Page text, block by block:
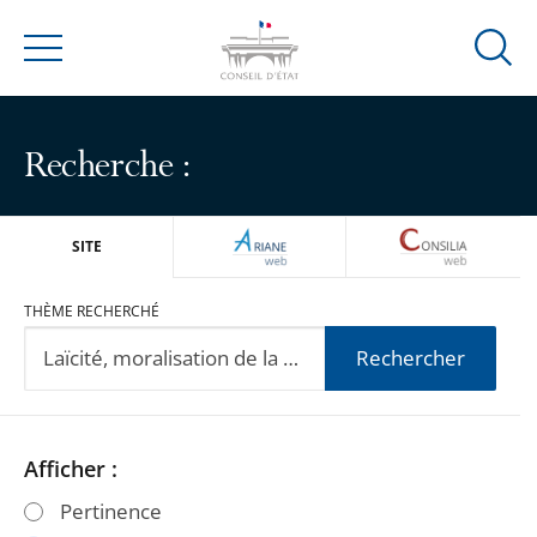
Menu
Ouvrir
Recherche :
SITE ARIANEWEB
THÈME RECHERCHÉ
Rechercher
Passer
les
Passer
les
Afficher :
Pertinence